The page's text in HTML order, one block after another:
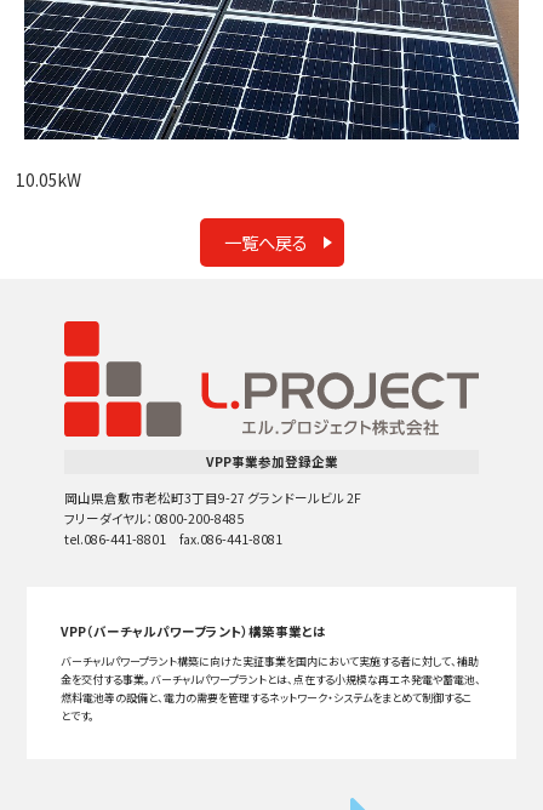
10.05kW
一覧へ戻る
VPP事業参加登録企業
岡山県倉敷市老松町3丁目9-27 グランドールビル 2F
フリーダイヤル：0800-200-8485
tel.086-441-8801 fax.086-441-8081
VPP（バーチャルパワープラント）構築事業とは
バーチャルパワープラント構築に向けた実証事業を国内において実施する者に対して、補助
金を交付する事業。バーチャルパワープラントとは、点在する小規模な再エネ発電や蓄電池、
燃料電池等の設備と、電力の需要を管理するネットワーク・システムをまとめて制御するこ
とです。